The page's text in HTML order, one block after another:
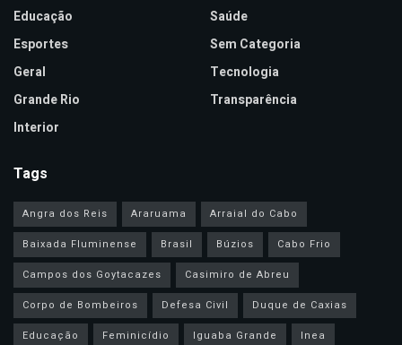
Educação
Esportes
Geral
Grande Rio
Interior
Saúde
Sem Categoria
Tecnologia
Transparência
Tags
Angra dos Reis Araruama
Arraial do Cabo
Baixada Fluminense
Brasil Búzios
Cabo Frio
Campos dos Goytacazes
Casimiro de Abreu
Corpo de Bombeiros
Defesa Civil
Duque de Caxias
Educação
Feminicídio Iguaba Grande
Inea